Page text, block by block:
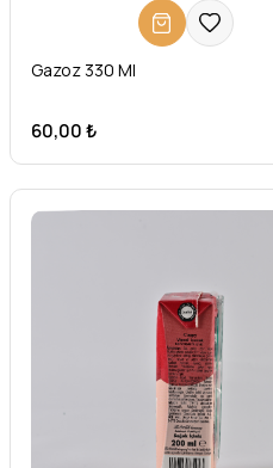
Gazoz 330 Ml
60,00 ₺